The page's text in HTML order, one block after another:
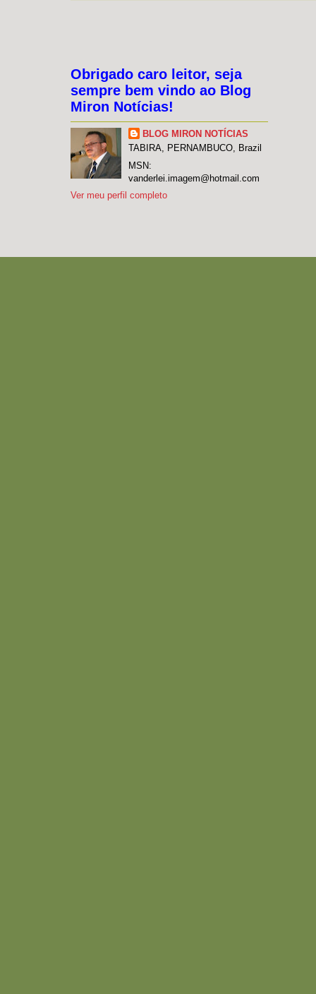
Obrigado caro leitor, seja
sempre bem vindo ao Blog
Miron Notícias!
BLOG MIRON NOTÍCIAS
TABIRA, PERNAMBUCO, Brazil
MSN:
vanderlei.imagem@hotmail.com
Ver meu perfil completo